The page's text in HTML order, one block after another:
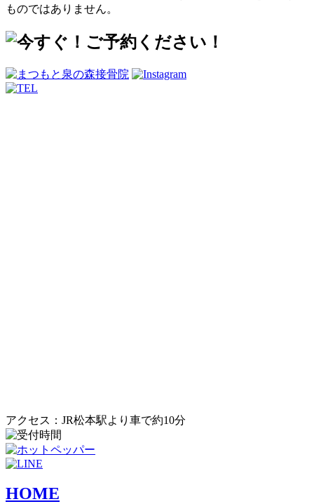
ものではありません。
アクセス：JR松本駅より車で約10分
HOME